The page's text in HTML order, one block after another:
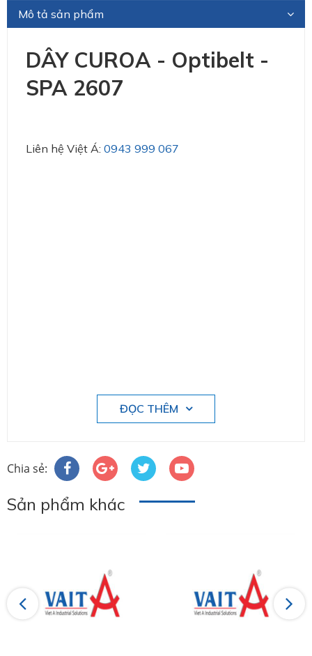
Mô tả sản phẩm
DÂY CUROA - Optibelt -
SPA 2607
Liên hệ Việt Á: 0943 999 067
ĐỌC THÊM
Chia sẻ:
Sản phẩm khác
Previous Next